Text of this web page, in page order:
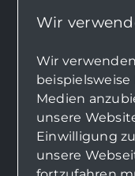
14621
Wir
Wir
Medien
unsere
Einwilligung
unsere